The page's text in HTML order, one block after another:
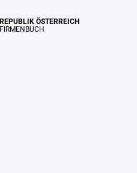
REPUBLIK ÖSTERREICH
FIRMENBUCH